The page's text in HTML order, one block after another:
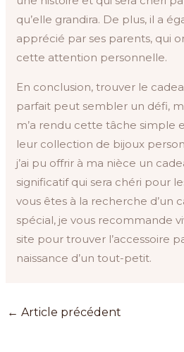
qu’elle grandira. De plus, il a
apprécié par ses parents, qui
cette attention personnelle.
En conclusion, trouver le
parfait peut sembler un défi,
m’a rendu cette tâche simple
leur collection de bijoux
j’ai pu offrir à ma nièce un
significatif qui sera chéri pour
vous êtes à la recherche d’un
spécial, je vous recommande
site pour trouver l’accessoire
naissance d’un tout-petit.
← Article précédent